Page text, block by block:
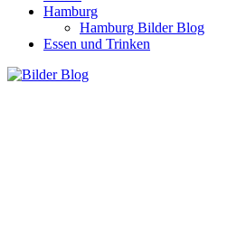
Hamburg
Hamburg Bilder Blog
Essen und Trinken